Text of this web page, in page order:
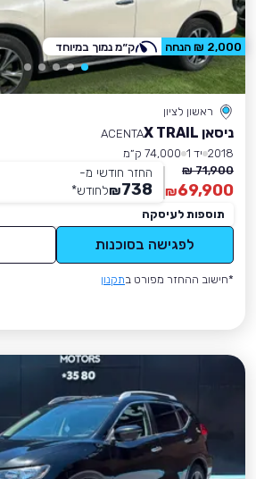
ראשון לציון
ניסאן X TRAIL
ACENTA
2018 יד 1
74,000 ק״מ
71,900 ₪
69,900
₪
החזר חודשי מ-
738
₪לחודש*
תוספות לעיסקה
לפגישה בסוכנות
*חישוב ההחזר מפורט בתקנון
2,000 ₪ הנחה ק״מ נמוך במיוחד